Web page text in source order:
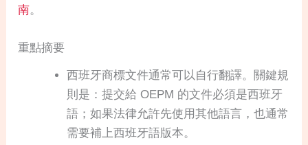
南。
重點摘要
西班牙商標文件通常可以自行翻譯。關鍵規
則是：提交給 OEPM 的文件必須是西班牙
語；如果法律允許先使用其他語言，也通常
需要補上西班牙語版本。